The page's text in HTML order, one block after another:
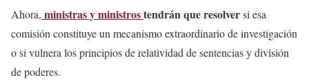
Ahora, ministras y ministrostendrán que resolversi esa
comisión constituye un mecanismo extraordinario de investigación
o si vulnera los principios de relatividad de sentencias y división
de poderes.